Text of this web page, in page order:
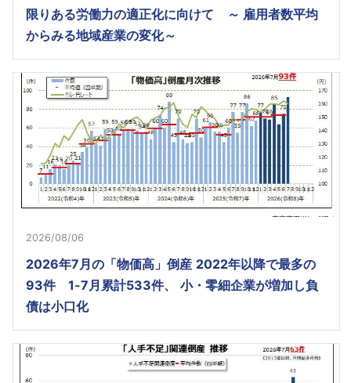
限りある労働力の適正化に向けて ～ 雇用者数平均
からみる地域産業の変化～
2026/08/06
2026年7月の「物価高」倒産 2022年以降で最多の
93件 1-7月累計533件、 小・零細企業が増加し負
債は小口化